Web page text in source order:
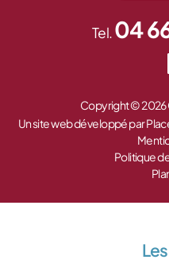
Tel.04
Copyright © 2026
Un site web développé par
Politique